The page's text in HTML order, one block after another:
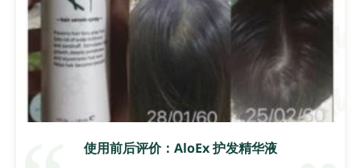
使用前后评价：AloEx 护发精华液